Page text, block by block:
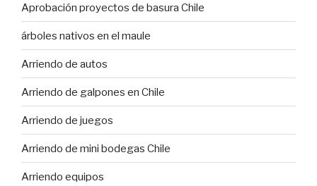
Aprobación proyectos de basura Chile
árboles nativos en el maule
Arriendo de autos
Arriendo de galpones en Chile
Arriendo de juegos
Arriendo de mini bodegas Chile
Arriendo equipos